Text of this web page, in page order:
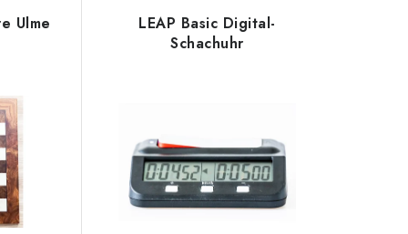
Ulme
LEAP Basic Digital-
Schachuhr